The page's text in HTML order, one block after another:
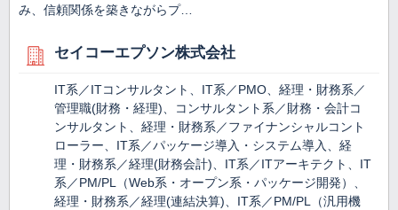
み、信頼関係を築きながらプ…
セイコーエプソン株式会社
IT系／ITコンサルタント、IT系／PMO、経理・財務系／
管理職(財務・経理)、コンサルタント系／財務・会計コ
ンサルタント、経理・財務系／ファイナンシャルコント
ローラー、IT系／パッケージ導入・システム導入、経
理・財務系／経理(財務会計)、IT系／ITアーキテクト、IT
系／PM/PL（Web系・オープン系・パッケージ開発）、
経理・財務系／経理(連結決算)、IT系／PM/PL（汎用機